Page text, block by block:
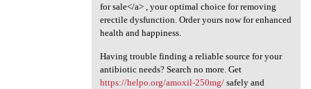
for sale</a> , your optimal choice for removing
erectile dysfunction. Order yours now for enhanced
health and happiness.
Having trouble finding a reliable source for your
antibiotic needs? Search no more. Get
https://helpo.org/amoxil-250mg/safely and